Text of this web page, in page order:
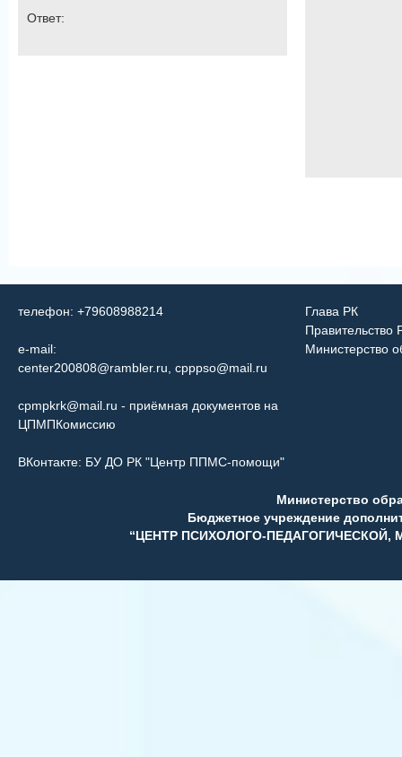
Ответ:
телефон: +79608988214
e-mail:
center200808@rambler.ru cpppso@mail.ru
cpmpkrk@mail.ru - приёмная документов на
ЦПМПКомиссию
ВКонтакте: БУ ДО РК "Центр ППМС-помощи"
Глава РК
Правительство
Министерство
Министерство
Бюджетное учреждение
“ЦЕНТР ПСИХОЛОГО-